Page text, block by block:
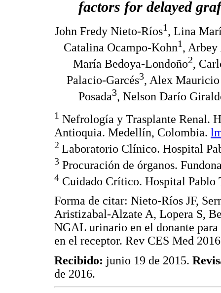
factors for delayed
John Fredy Nieto-Ríos1, Lina
Catalina Ocampo-Kohn1,
María Bedoya-Londoño2,
Palacio-Garcés3, Alex
Posada3, Nelson Darío
1 Nefrología y Trasplante Renal.
Antioquia. Medellín, Colombia.
2 Laboratorio Clínico. Hospital
3 Procuración de órganos.
4 Cuidado Crítico. Hospital
Forma de citar: Nieto-Ríos JF,
Aristizabal-Alzate A, Lopera S,
NGAL urinario en el donante
en el receptor. Rev CES Med
Recibido: junio 19 de 2015.
de 2016.